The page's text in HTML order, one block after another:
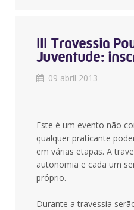
III Travessia
Juventude:
09 abril 2013
Este é um evento não
qualquer praticante
em várias etapas. A
autonomia e cada um
próprio.
Durante a travessia